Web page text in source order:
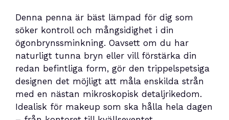
Denna penna är bäst lämpad för dig som
söker kontroll och mångsidighet i din
ögonbrynssminkning. Oavsett om du har
naturligt tunna bryn eller vill förstärka din
redan befintliga form, gör den trippelspetsiga
designen det möjligt att måla enskilda strån
med en nästan mikroskopisk detaljrikedom.
Idealisk för makeup som ska hålla hela dagen